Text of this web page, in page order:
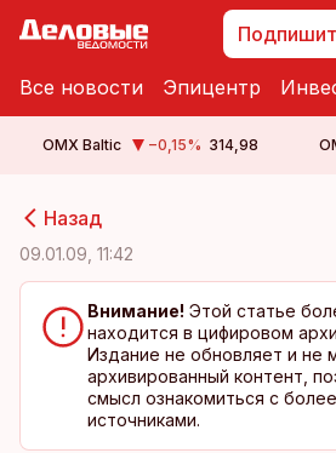
Все новости Эпицентр
OMX Baltic −0,15% 314,98
Назад
09.01.09, 11:42
Внимание! Этой статье
находится в цифировом
Издание не обновляет и не
архивированный контент,
смысл ознакомиться с
источниками.